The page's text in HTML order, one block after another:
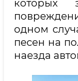
которых
одном
песен на
наезда